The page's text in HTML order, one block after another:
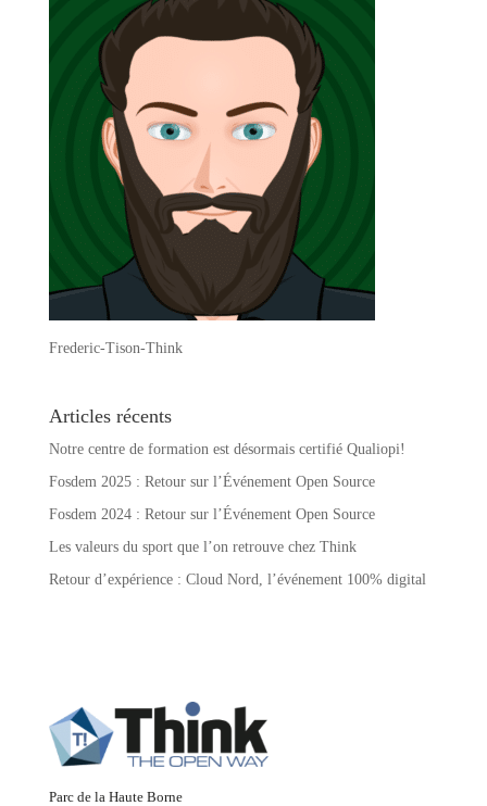
Frederic-Tison-Think
Articles récents
Notre centre de formation est désormais certifié Qualiopi!
Fosdem 2025 : Retour sur l’Événement Open Source
Fosdem 2024 : Retour sur l’Événement Open Source
Les valeurs du sport que l’on retrouve chez Think
Retour d’expérience : Cloud Nord, l’événement 100% digital
Parc de la Haute Borne